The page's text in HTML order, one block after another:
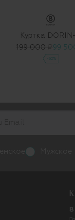
Куртка
199 000 ₽99
-50%
8